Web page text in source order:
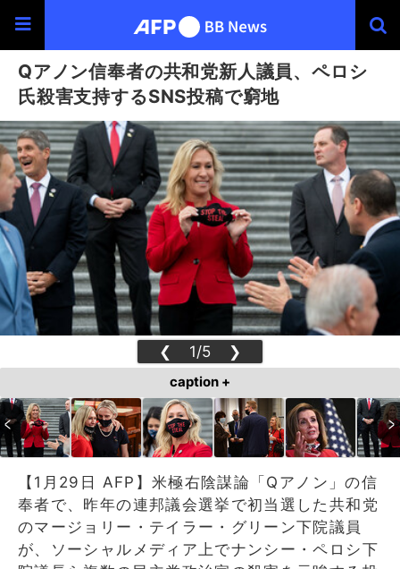
Qアノン信奉者の共和党新人議員、ペロシ
氏殺害支持するSNS投稿で窮地
❮ 1/5 ❯
caption +
【1月29日 AFP】米極右陰謀論「Qアノン」の信
奉者で、昨年の連邦議会選挙で初当選した共和党
のマージョリー・テイラー・グリーン下院議員
が、ソーシャルメディア上でナンシー・ペロシ下